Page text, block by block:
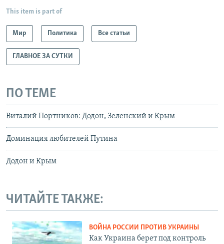
This item is part of
Мир Политика Все статьи
ГЛАВНОЕ ЗА СУТКИ
ПО ТЕМЕ
Виталий Портников: Додон, Зеленский и Крым
Доминация любителей Путина
Додон и Крым
ЧИТАЙТЕ ТАКЖЕ:
ВОЙНА РОССИИ ПРОТИВ УКРАИНЫ
Как Украина берет под контроль